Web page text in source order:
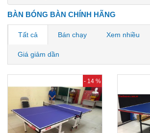
BÀN BÓNG BÀN CHÍNH HÃNG
Tất cả Bán chạy Xem nhiều
Giá giảm dần
- 14 %